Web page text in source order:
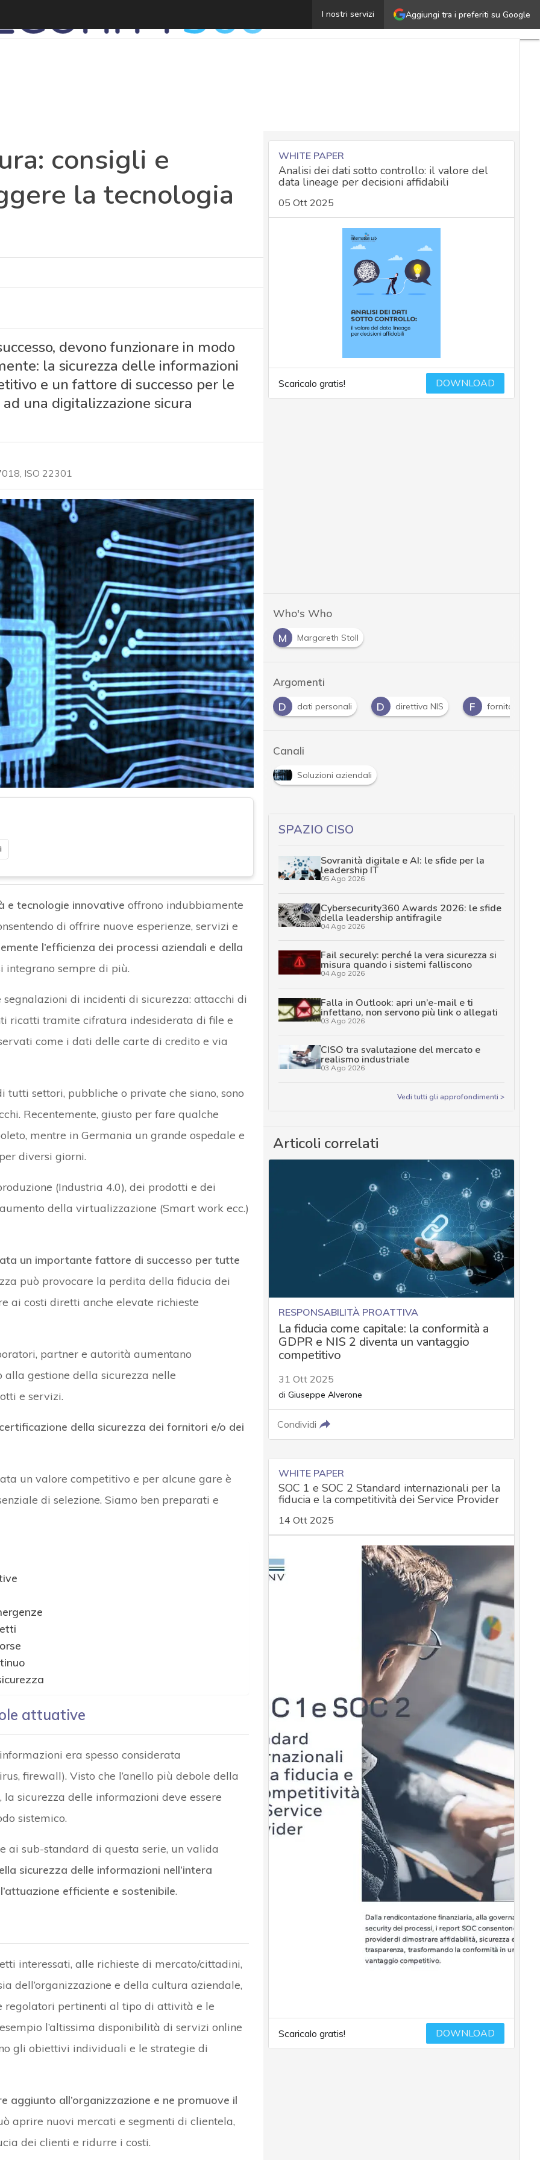
Aggiungi tra i preferiti su Google
I nostri servizi
Digitalizzazione sicura: consigli e soluzioni per
consigli e
la tecnologia
devono funzionare in modo
la sicurezza delle informazioni
e un fattore di successo per le
una digitalizzazione sicura
ISO 22301
e tecnologie innovative offrono indubbiamente
di offrire nuove esperienze, servizi e
l’efficienza dei processi aziendali e della
integrano sempre di più.
di incidenti di sicurezza: attacchi di
ricatti tramite cifratura indesiderata di file e
come i dati delle carte di credito e via
settori, pubbliche o private che siano, sono
Recentemente, giusto per fare qualche
mentre in Germania un grande ospedale e
diversi giorni.
(Industria 4.0), dei prodotti e dei
della virtualizzazione (Smart work ecc.)
un importante fattore di successo per tutte
può provocare la perdita della fiducia dei
ai costi diretti anche elevate richieste
partner e autorità aumentano
gestione della sicurezza nelle
e servizi.
della sicurezza dei fornitori e/o dei
un valore competitivo e per alcune gare è
di selezione. Siamo ben preparati e
attuative
era spesso considerata
firewall). Visto che l’anello più debole della
sicurezza delle informazioni deve essere
sistemico.
ai sub-standard di questa serie, un valida
sicurezza delle informazioni nell’intera
efficiente e sostenibile.
interessati, alle richieste di mercato/cittadini,
dell’organizzazione e della cultura aziendale,
regolatori pertinenti al tipo di attività e le
l’altissima disponibilità di servizi online
gli obiettivi individuali e le strategie di
aggiunto all’organizzazione e ne promuove il
aprire nuovi mercati e segmenti di clientela,
dei clienti e ridurre i costi.
WHITE PAPER
Analisi dei dati sotto controllo: il valore del
data lineage per decisioni affidabili
05 Ott 2025
Scaricalo gratis! DOWNLOAD
Who's Who
M
Margareth Stoll
Argomenti
C
Cloud D dati personali D direttiva NIS F fornitori G
Canali
Soluzioni aziendali
SPAZIO CISO
Sovranità digitale e AI: le sfide per la
leadership IT
05 Ago 2026
Cybersecurity360 Awards 2026: le sfide
della leadership antifragile
04 Ago 2026
Fail securely: perché la vera sicurezza si
misura quando i sistemi falliscono
04 Ago 2026
Falla in Outlook: apri un’e-mail e ti
infettano, non servono più link o allegati
03 Ago 2026
CISO tra svalutazione del mercato e
realismo industriale
03 Ago 2026
Vedi tutti gli approfondimenti >
Articoli correlati
RESPONSABILITÀ PROATTIVA
La fiducia come capitale: la conformità a
GDPR e NIS 2 diventa un vantaggio
competitivo
31 Ott 2025
di Giuseppe Alverone
Condividi
WHITE PAPER
SOC 1 e SOC 2 Standard internazionali per la
fiducia e la competitività dei Service Provider
14 Ott 2025
Scaricalo gratis! DOWNLOAD